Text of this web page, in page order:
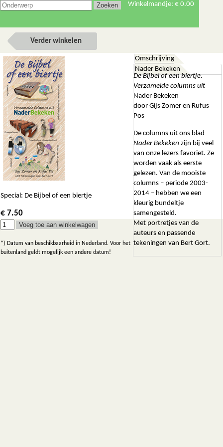
Winkelmandje: € 0.00
Verder winkelen
Omschrijving
De Bijbel of een biertje.
Verzamelde columns uit
Nader Bekeken
door Gijs Zomer en Rufus
Pos
De columns uit ons blad
Nader Bekeken zijn bij veel
van onze lezers favoriet. Ze
worden vaak als eerste
gelezen. Van de mooiste
columns – periode 2003-
2014 – hebben we een
kleurig bundeltje
samengesteld.
Met portretjes van de
auteurs en passende
tekeningen van Bert Gort.
Nader Bekeken
Special: De Bijbel of een biertje
€ 7.50
*) Datum van beschikbaarheid in Nederland. Voor het
buitenland geldt mogelijk een andere datum!